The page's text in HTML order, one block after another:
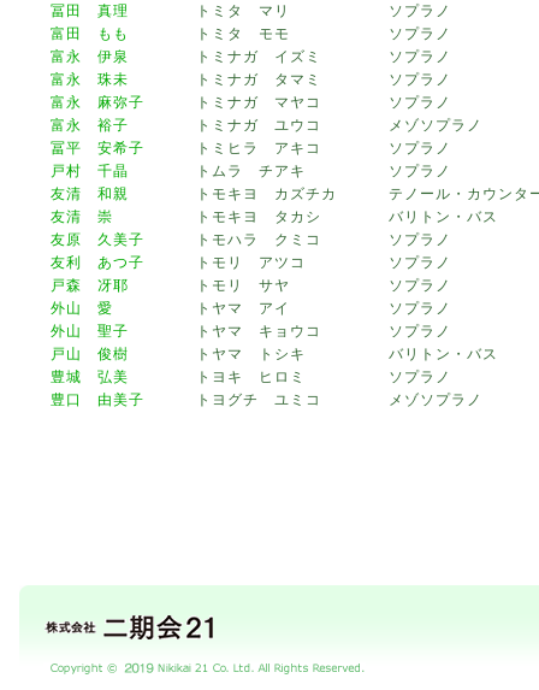
冨田 真理
トミタ マリ
ソプラノ
富田 もも
トミタ モモ
ソプラノ
富永 伊泉
トミナガ イズミ
ソプラノ
富永 珠未
トミナガ タマミ
ソプラノ
富永 麻弥子
トミナガ マヤコ
ソプラノ
富永 裕子
トミナガ ユウコ
メゾソプラノ
冨平 安希子
トミヒラ アキコ
ソプラノ
戸村 千晶
トムラ チアキ
ソプラノ
友清 和親
トモキヨ カズチカ
テノール・カウンタ
友清 崇
トモキヨ タカシ
バリトン・バス
友原 久美子
トモハラ クミコ
ソプラノ
友利 あつ子
トモリ アツコ
ソプラノ
戸森 冴耶
トモリ サヤ
ソプラノ
外山 愛
トヤマ アイ
ソプラノ
外山 聖子
トヤマ キョウコ
ソプラノ
戸山 俊樹
トヤマ トシキ
バリトン・バス
豊城 弘美
トヨキ ヒロミ
ソプラノ
豊口 由美子
トヨグチ ユミコ メゾソプラノ